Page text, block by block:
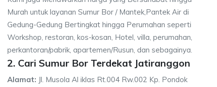
Murah untuk layanan Sumur Bor / Mantek,Pantek Air di
Gedung-Gedung Bertingkat hingga Perumahan seperti
Workshop, restoran, kos-kosan, Hotel, villa, perumahan,
perkantoran/pabrik, apartemen/Rusun, dan sebagainya.
2. Cari Sumur Bor Terdekat Jatiranggon
Alamat: Jl. Musola Al iklas Rt.004 Rw.002 Kp. Pondok